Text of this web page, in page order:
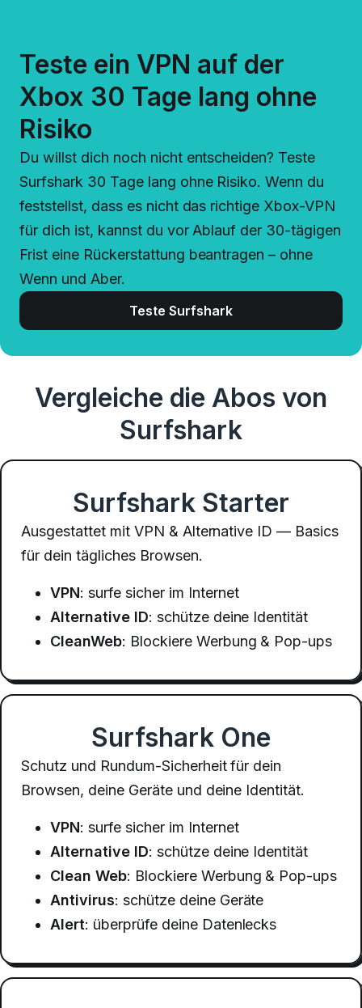
Teste ein VPN auf der
Xbox 30 Tage lang ohne
Risiko
Du willst dich noch nicht entscheiden? Teste
Surfshark 30 Tage lang ohne Risiko. Wenn du
feststellst, dass es nicht das richtige Xbox-VPN
für dich ist, kannst du vor Ablauf der 30-tägigen
Frist eine Rückerstattung beantragen – ohne
Wenn und Aber.
Teste Surfshark
Vergleiche die Abos von
Surfshark
Surfshark Starter
Ausgestattet mit VPN & Alternative ID — Basics
für dein tägliches Browsen.
VPN: surfe sicher im Internet
Alternative ID: schütze deine Identität
CleanWeb: Blockiere Werbung & Pop-ups
Surfshark One
Schutz und Rundum-Sicherheit für dein
Browsen, deine Geräte und deine Identität.
VPN: surfe sicher im Internet
Alternative ID: schütze deine Identität
Clean Web: Blockiere Werbung & Pop-ups
Antivirus: schütze deine Geräte
Alert: überprüfe deine Datenlecks